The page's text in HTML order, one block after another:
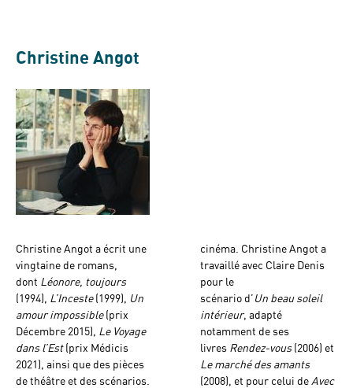
Christine Angot
Christine Angot a écrit une
vingtaine de romans,
dont Léonore, toujours
(1994), L’Inceste(1999), Un
amour impossible(prix
Décembre 2015), Le Voyage
dans l’Est(prix Médicis
2021), ainsi que des pièces
de théâtre et des scénarios.
cinéma. Christine Angot a
travaillé avec Claire Denis
pour le
scénario d’ Un beau soleil
intérieur, adapté
notamment de ses
livres Rendez-vous(2006) et
Le marché des amants
(2008), et pour celui de Avec